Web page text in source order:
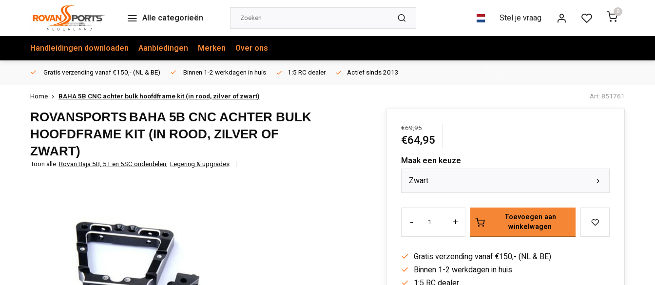
Alle categorieën Stel je vraag
0
Handleidingen downloaden Aanbiedingen Merken Over ons
Gratis verzending vanaf €150,- (NL & BE) Binnen 1-2 werkdagen in huis 1:5 RC dealer Actief sinds 2013
Home BAHA 5B CNC achter bulk hoofdframe kit (in rood, zilver of zwart) Art: 851761
ROVANSPORTS BAHA 5B CNC ACHTER BULK
HOOFDFRAME KIT (IN ROOD, ZILVER OF
ZWART)
Toon alle:Rovan Baja 5B, 5T en 5SC onderdelen, Legering & upgrades
€69,95
€64,95
Maak een keuze
Zwart
- +
Toevoegen aan
winkelwagen
Gratis verzending vanaf €150,- (NL & BE)
Binnen 1-2 werkdagen in huis